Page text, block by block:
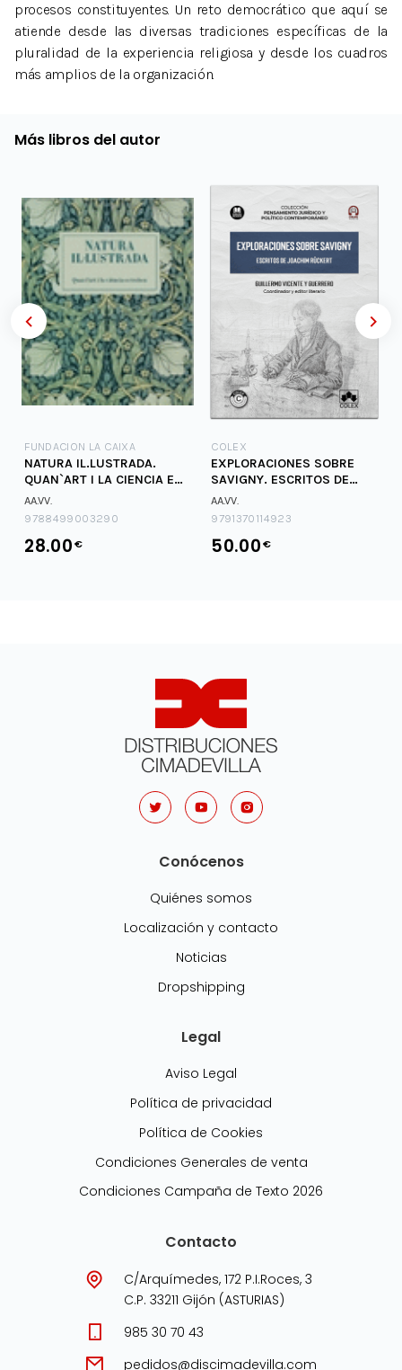
procesos constituyentes. Un reto democrático que aquí se
atiende desde las diversas tradiciones específicas de la
pluralidad de la experiencia religiosa y desde los cuadros
más amplios de la organización.
Más libros del autor
FUNDACION LA CAIXA
NATURA IL.LUSTRADA.
QUAN`ART I LA CIENCIA ES
TROBEN
AA.VV.
9788499003290
28.00€
COLEX
EXPLORACIONES SOBRE
SAVIGNY. ESCRITOS DE
JOACHIM RUCKERT
AA.VV.
9791370114923
50.00€
Conócenos
Quiénes somos
Localización y contacto
Noticias
Dropshipping
Legal
Aviso Legal
Política de privacidad
Política de Cookies
Condiciones Generales de venta
Condiciones Campaña de Texto 2026
Contacto
C/Arquímedes, 172 P.I.Roces, 3
C.P. 33211 Gijón (ASTURIAS)
985 30 70 43
pedidos@discimadevilla.com